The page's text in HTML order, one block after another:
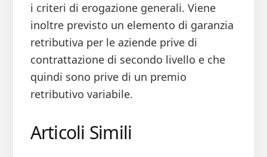
i criteri di erogazione generali. Viene
inoltre previsto un elemento di garanzia
retributiva per le aziende prive di
contrattazione di secondo livello e che
quindi sono prive di un premio
retributivo variabile.
Articoli Simili